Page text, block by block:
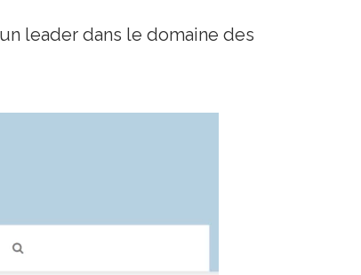
leader dans le domaine des